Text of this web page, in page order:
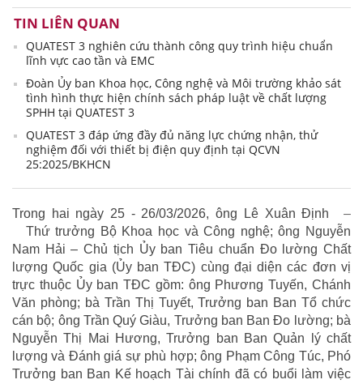
TIN LIÊN QUAN
QUATEST 3 nghiên cứu thành công quy trình hiệu chuẩn
lĩnh vực cao tần và EMC
Đoàn Ủy ban Khoa học, Công nghệ và Môi trường khảo sát
tình hình thực hiện chính sách pháp luật về chất lượng
SPHH tại QUATEST 3
QUATEST 3 đáp ứng đầy đủ năng lực chứng nhận, thử
nghiệm đối với thiết bị điện quy định tại QCVN
25:2025/BKHCN
Trong hai ngày 25 - 26/03/2026, ông Lê Xuân Định
–
Thứ trưởng Bộ Khoa học và Công nghệ; ông Nguyễn
Nam Hải – Chủ tịch Ủy ban Tiêu chuẩn Đo lường Chất
lượng Quốc gia (Ủy ban TĐC) cùng đại diện các đơn vị
trực thuộc Ủy ban TĐC gồm: ông Phương Tuyến, Chánh
Văn phòng; bà Trần Thị Tuyết, Trưởng ban Ban Tổ chức
cán bộ; ông Trần Quý Giàu, Trưởng ban Ban Đo lường; bà
Nguyễn Thị Mai Hương, Trưởng ban Ban Quản lý chất
lượng và Đánh giá sự phù hợp; ông Phạm Công Túc, Phó
Trưởng ban Ban Kế hoạch Tài chính đã có buổi làm việc